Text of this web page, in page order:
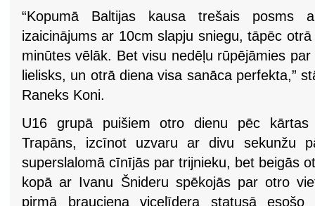
“Kopumā Baltijas kausa trešais posms
izaicinājums ar 10cm slapju sniegu, tāpēc
minūtes vēlāk. Bet visu nedēļu rūpējāmies
lielisks, un otrā diena visa sanāca perfekta,”
Raneks Koni.
U16 grupā puišiem otro dienu pēc
Trapāns, izcīnot uzvaru ar divu sekunžu
superslalomā cīnījās par trijnieku, bet beigās
kopā ar Ivanu Šnideru spēkojās par otro
pirmā brauciena vicelīdera statusā esošo